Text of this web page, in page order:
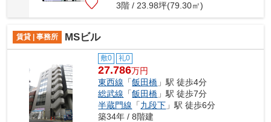
3階 / 23.98坪(79.30㎡)
賃貸 | 事務所 MSビル
敷0 礼0
27.786万円
東西線 「飯田橋 」駅 徒歩4分
総武線 「飯田橋 」駅 徒歩7分
半蔵門線 「九段下 」駅 徒歩6分
築34年 / 8階建